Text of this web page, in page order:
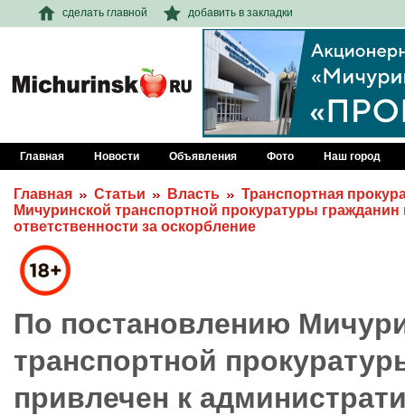
сделать главной добавить в закладки
Главная Новости Объявления Фото Наш город
Главная Статьи Власть
Транспортная
Мичуринской транспортной прокуратуры
ответственности за оскорбление
По постановлению
транспортной
привлечен к